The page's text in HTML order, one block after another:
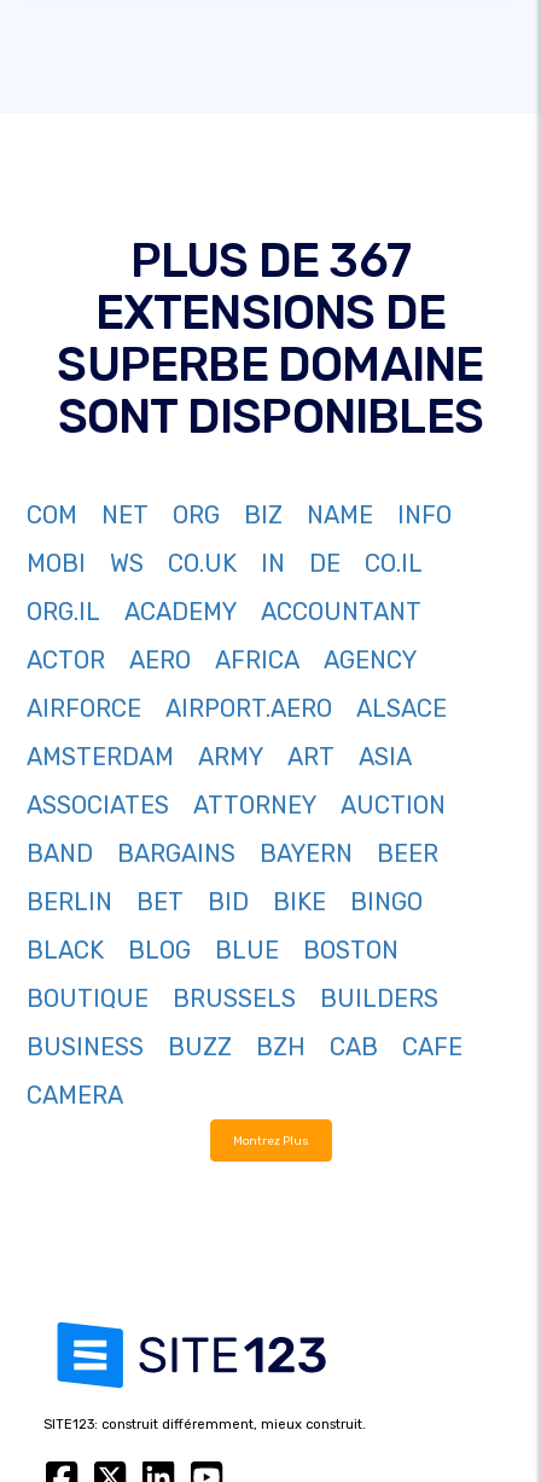
PLUS DE 367
EXTENSIONS DE
SUPERBE DOMAINE
SONT DISPONIBLES
COM NET ORG BIZ NAME
INFO
MOBI
WS CO.UK IN DE
CO.IL
ORG.IL
ACADEMY
ACCOUNTANT
ACTOR
AERO AFRICA
AGENCY
AIRFORCE
AIRPORT.AERO
ALSACE
AMSTERDAM
ARMY ART
ASIA
ASSOCIATES
ATTORNEY
AUCTION
BAND
BARGAINS BAYERN
BEER
BERLIN
BET BID BIKE
BINGO
BLACK
BLOG BLUE
BOSTON
BOUTIQUE
BRUSSELS
BUILDERS
BUSINESS
BUZZ BZH CAB
CAFE
CAMERA
Montrez Plus
SITE123: construit différemment, mieux construit.